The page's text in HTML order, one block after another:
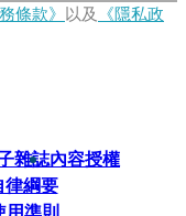
條款》 以及 《隱私政
雜誌內容授權
綱要